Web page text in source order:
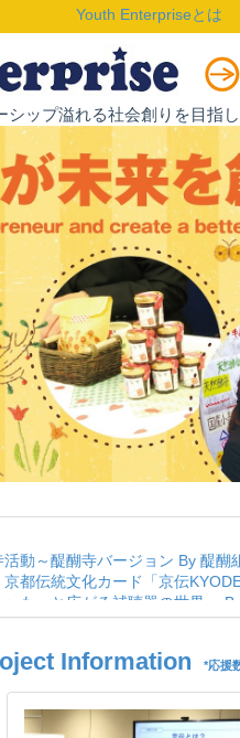
Youth Enterpriseとは
シップ溢れる社会創りを目指
Information *応援